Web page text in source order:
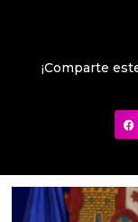
¡Comparte